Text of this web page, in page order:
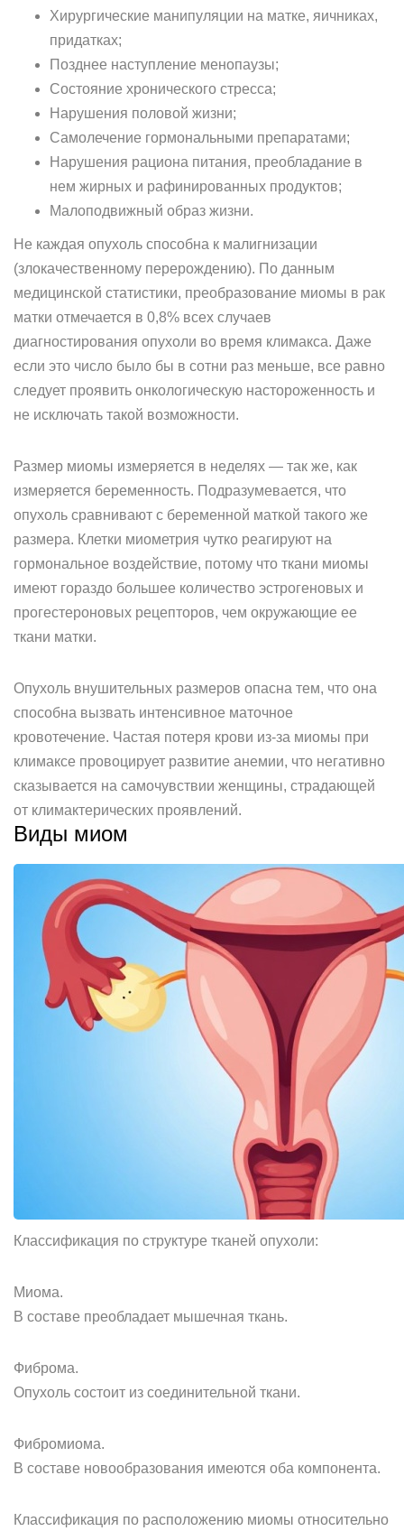
Хирургические манипуляции на матке, яичниках,
придатках;
Позднее наступление менопаузы;
Состояние хронического стресса;
Нарушения половой жизни;
Самолечение гормональными препаратами;
Нарушения рациона питания, преобладание в
нем жирных и рафинированных продуктов;
Малоподвижный образ жизни.
Не каждая опухоль способна к малигнизации
(злокачественному перерождению). По данным
медицинской статистики, преобразование миомы в рак
матки отмечается в 0,8% всех случаев
диагностирования опухоли во время климакса. Даже
если это число было бы в сотни раз меньше, все равно
следует проявить онкологическую настороженность и
не исключать такой возможности.
Размер миомы измеряется в неделях — так же, как
измеряется беременность. Подразумевается, что
опухоль сравнивают с беременной маткой такого же
размера. Клетки миометрия чутко реагируют на
гормональное воздействие, потому что ткани миомы
имеют гораздо большее количество эстрогеновых и
прогестероновых рецепторов, чем окружающие ее
ткани матки.
Опухоль внушительных размеров опасна тем, что она
способна вызвать интенсивное маточное
кровотечение. Частая потеря крови из-за миомы при
климаксе провоцирует развитие анемии, что негативно
сказывается на самочувствии женщины, страдающей
от климактерических проявлений.
Виды миом
Классификация по структуре тканей опухоли:
Миома.
В составе преобладает мышечная ткань.
Фиброма.
Опухоль состоит из соединительной ткани.
Фибромиома.
В составе новообразования имеются оба компонента.
Классификация по расположению миомы относительно